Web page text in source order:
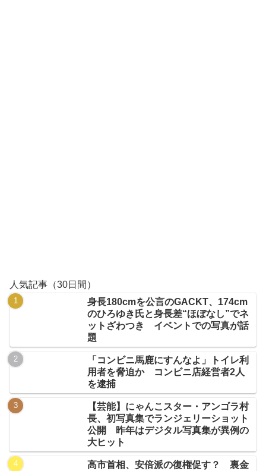
人気記事（30日間）
身長180cmを公言のGACKT、174cm
のひろゆき氏と身長差“ほぼなし”でネ
ットざわつき イベントでの写真が話
題
「コンビニ馬鹿にすんなよ」トイレ利
用者を脅迫か コンビニ店経営者2人
を逮捕
【芸能】にゃんこスター・アンゴラ村
長、初写真集でランジェリーショット
公開 昨年はデジタル写真集が異例の
大ヒット
高市首相、安倍派の復権促す？ 裏金